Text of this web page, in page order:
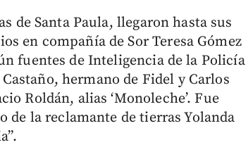
de Santa Paula, llegaron hasta sus
en compañía de Sor Teresa Gómez
fuentes de Inteligencia de la Policía
hermano de Fidel y Carlos
Roldán, alias ‘Monoleche’. Fue
de la reclamante de tierras Yolanda